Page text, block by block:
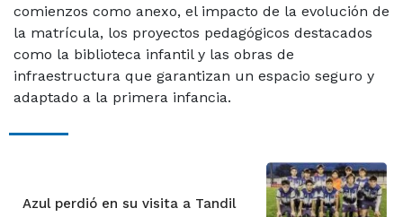
comienzos como anexo, el impacto de la evolución de
la matrícula, los proyectos pedagógicos destacados
como la biblioteca infantil y las obras de
infraestructura que garantizan un espacio seguro y
adaptado a la primera infancia.
Azul perdió en su visita a Tandil